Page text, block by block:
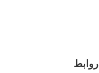
روابط